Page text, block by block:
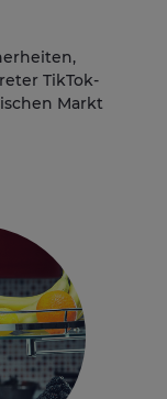
TikTok-
Markt